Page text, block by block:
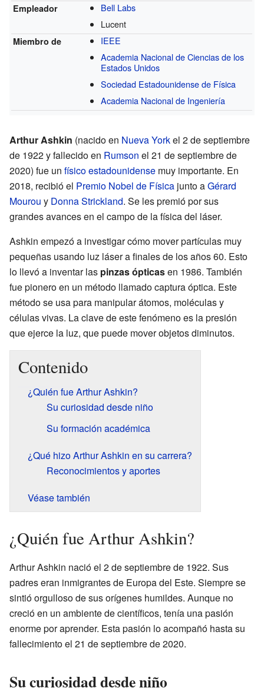
Empleador
Bell Labs
Lucent
Miembro de
IEEE
Academia Nacional de Ciencias de los
Estados Unidos
Sociedad Estadounidense de Física
Academia Nacional de Ingeniería
Arthur Ashkin (nacido en Nueva Yorkel 2 de septiembre
de 1922 y fallecido en Rumson el 21 de septiembre de
2020) fue un físicoestadounidense muy importante. En
2018, recibió el Premio Nobel de Física junto aGérard
Mourou y Donna Strickland. Se les premió por sus
grandes avances en el campo de la física del láser.
Ashkin empezó a investigar cómo mover partículas muy
pequeñas usando luz láser a finales de los años 60. Esto
lo llevó a inventar las pinzas ópticasen 1986. También
fue pionero en un método llamado captura óptica. Este
método se usa para manipular átomos, moléculas y
células vivas. La clave de este fenómeno es la presión
que ejerce la luz, que puede mover objetos diminutos.
Contenido
¿Quién fue Arthur Ashkin?
Su curiosidad desde niño
Su formación académica
¿Qué hizo Arthur Ashkin en su carrera?
Reconocimientos y aportes
Véase también
¿Quién fue Arthur Ashkin?
Arthur Ashkin nació el 2 de septiembre de 1922. Sus
padres eran inmigrantes de Europa del Este. Siempre se
sintió orgulloso de sus orígenes humildes. Aunque no
creció en un ambiente de científicos, tenía una pasión
enorme por aprender. Esta pasión lo acompañó hasta su
fallecimiento el 21 de septiembre de 2020.
Su curiosidad desde niño